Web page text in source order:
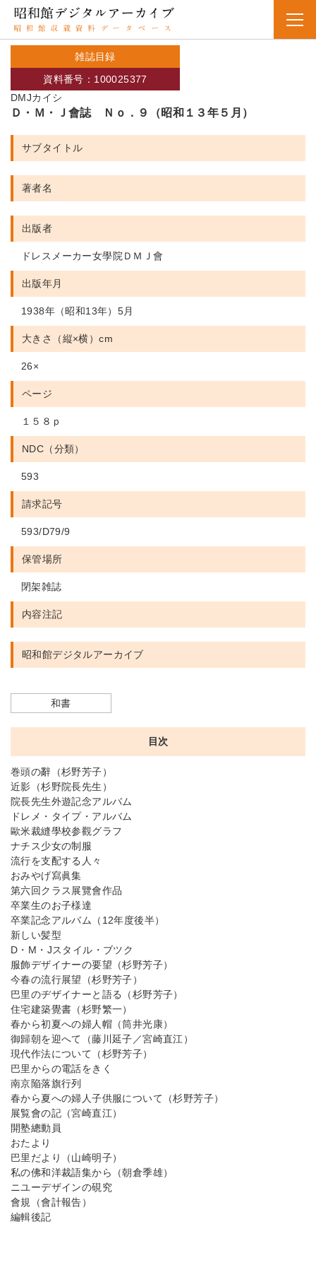
雑誌目録
DMJカイシ
資料番号：100025377
Ｄ・Ｍ・Ｊ會誌 Ｎｏ．９（昭和１３年５月）
サブタイトル
著者名
出版者
ドレスメーカー女學院ＤＭＪ會
出版年月
1938年（昭和13年）5月
大きさ（縦×横）cm
26×
ページ
１５８ｐ
NDC（分類）
593
請求記号
593/D79/9
保管場所
閉架雑誌
内容注記
昭和館デジタルアーカイブ
和書
目次
巻頭の辭（杉野芳子）
近影（杉野院長先生）
院長先生外遊記念アルバム
ドレメ・タイプ・アルバム
歐米裁縫學校参觀グラフ
ナチス少女の制服
流行を支配する人々
おみやげ寫眞集
第六回クラス展覽會作品
卒業生のお子様達
卒業記念アルバム（12年度後半）
新しい髪型
D・M・Jスタイル・ブツク
服飾デザイナーの要望（杉野芳子）
今春の流行展望（杉野芳子）
巴里のヂザイナーと語る（杉野芳子）
住宅建築覺書（杉野繁一）
春から初夏への婦人帽（筒井光康）
御歸朝を迎へて（藤川延子／宮崎直江）
現代作法について（杉野芳子）
巴里からの電話をきく
南京陥落旗行列
春から夏への婦人子供服について（杉野芳子）
展覧會の記（宮崎直江）
開塾總動員
おたより
巴里だより（山崎明子）
私の佛和洋裁語集から（朝倉季雄）
ニユーデザインの硯究
會規（會計報告）
編輯後記